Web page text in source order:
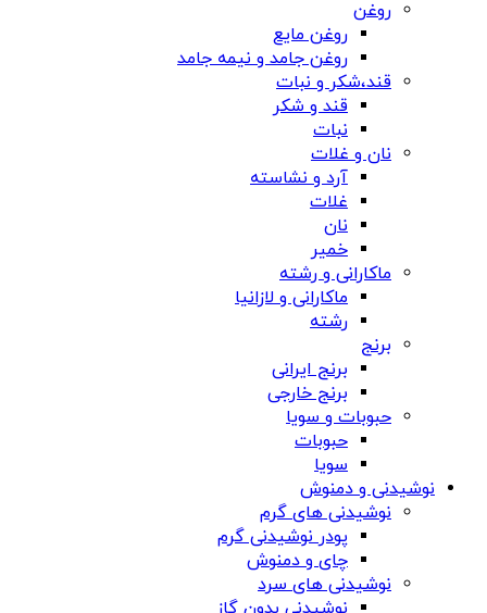
روغن
روغن مایع
روغن جامد و نیمه جامد
قند،شکر و نبات
قند و شکر
نبات
نان و غلات
آرد و نشاسته
غلات
نان
خمیر
ماکارانی و رشته
ماکارانی و لازانیا
رشته
برنج
برنج ایرانی
برنج خارجی
حبوبات و سویا
حبوبات
سویا
نوشیدنی و دمنوش
نوشیدنی های گرم
پودر نوشیدنی گرم
چای و دمنوش
نوشیدنی های سرد